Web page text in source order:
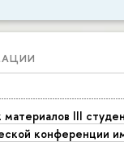
III
конференции